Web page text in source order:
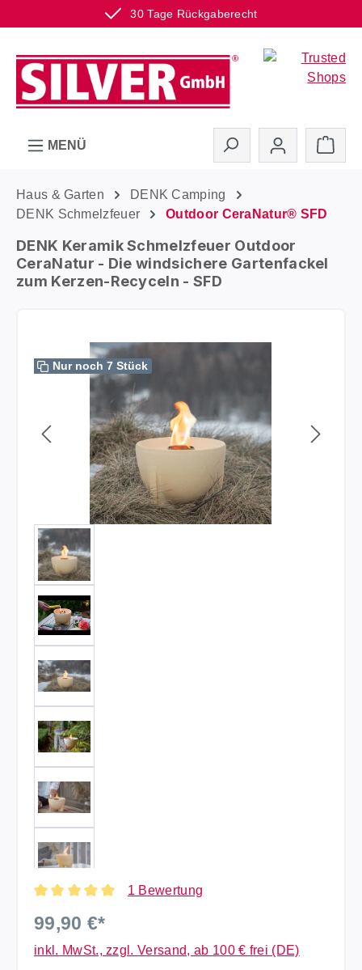
30 Tage Rückgaberecht
Zum Hauptinhalt springen
MENÜ
Haus & Garten
DENK Camping
DENK Schmelzfeuer
Outdoor CeraNatur® SFD
DENK Keramik Schmelzfeuer Outdoor
CeraNatur - Die windsichere Gartenfackel
zum Kerzen-Recyceln - SFD
Bildergalerie überspringen
Nur noch 7 Stück
1 Bewertung
99,90 €*
inkl. MwSt., zzgl. Versand, ab 100 € frei (DE)